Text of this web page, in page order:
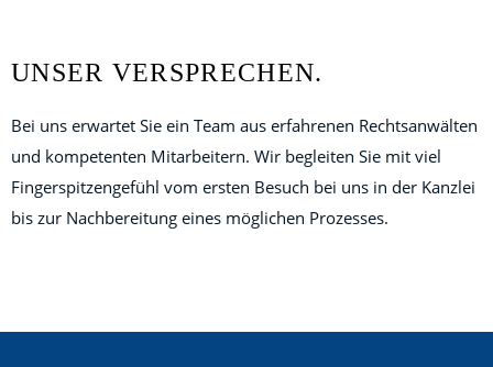
UNSER VERSPRECHEN.
Bei uns erwartet Sie ein Team aus erfahrenen Rechtsanwälten
und kompetenten Mitarbeitern. Wir begleiten Sie mit viel
Fingerspitzengefühl vom ersten Besuch bei uns in der Kanzlei
bis zur Nachbereitung eines möglichen Prozesses.